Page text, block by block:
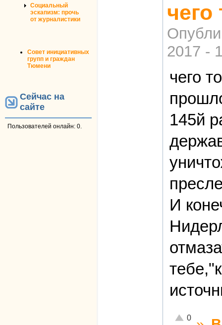
Социальный
эскапизм: прочь
от журналистики
Совет инициативных
групп и граждан
Тюмени
Сейчас на
сайте
Пользователей онлайн: 0.
чего
2017 -
чего
145й
И
Отлично!
0